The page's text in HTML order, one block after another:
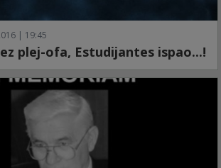
| 19:45
plej-ofa, Estudijantes ispao...!